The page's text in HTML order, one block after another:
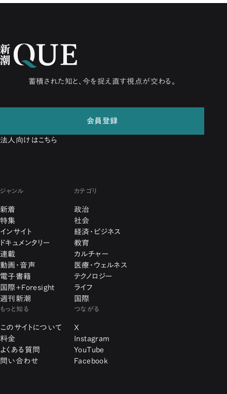
蓄積された知と、今を捉え直す視点が交わる。
会員登録
法人向けはこちら
ジャンル
新着
特集
インサイト
ドキュメンタリー
連載
動画・音声
電子書籍
国際+Foresight
週刊新潮
カテゴリ
政治
社会
経済・ビジネス
教育
カルチャー
医療・ウェルネス
テクノロジー
ライフ
国際
もっと知る
このサイトについて
料金
よくある質問
問い合わせ
つながる
X
Instagram
YouTube
Facebook